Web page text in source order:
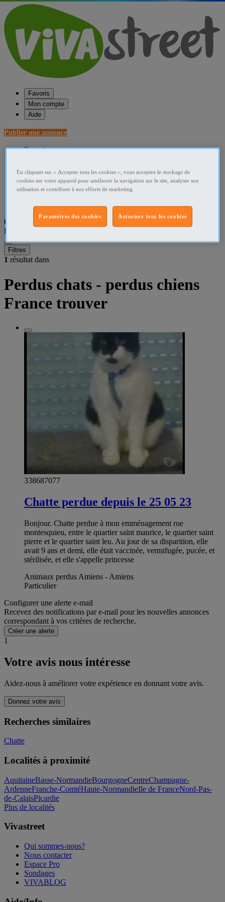
Favoris
Mon compte
Aide
Publier une annonce
Favoris
Menu
Accueil
France Perdu Trouvé
Que recherchez-vous ?
Perdu Trouvé
Filtres
1 résultat dans
Perdus chats - perdus chiens
France trouver
338687077
Chatte perdue depuis le 25 05 23
Bonjour. Chatte perdue à mon emménagement rue
montesquieu, entre le quartier saint maurice, le quartier saint
pierre et le quartier saint leu. Au jour de sa disparition, elle
avait 9 ans et demi, elle était vaccinée, vermifugée, pucée, et
stérilisée, et elle s'appelle princesse
Animaux perdus Amiens - Amiens
Particulier
Configurer une alerte e-mail
Recevez des notifications par e-mail pour les nouvelles annonces
correspondant à vos critères de recherche.
Créer une alerte
1
Votre avis nous intéresse
Aidez-nous à améliorer votre expérience en donnant votre avis.
Donnez votre avis
Recherches similaires
Chatte
Localités à proximité
AquitaineBasse-NormandieBourgogneCentreChampagne-
ArdenneFranche-ComtéHaute-NormandieIle de FranceNord-Pas-
de-CalaisPicardie
Plus de localités
Vivastreet
Qui sommes-nous?
Nous contacter
Espace Pro
Sondages
VIVABLOG
En cliquant sur « Accepter tous les cookies », vous acceptez le stockage de
cookies sur votre appareil pour améliorer la navigation sur le site, analyser son
utilisation et contribuer à nos efforts de marketing.
Autoriser tous les cookies
Paramètres des cookies